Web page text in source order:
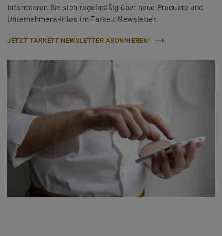
Informieren Sie sich regelmäßig über neue Produkte und
Unternehmens-Infos im Tarkett Newsletter.
JETZT TARKETT NEWSLETTER ABONNIEREN!